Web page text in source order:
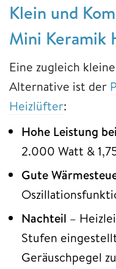
Klein und
Mini Keramik
Eine zugleich
Alternative ist der
Heizlüfter:
Hohe Leistung
2.000 Watt &
Gute
Nachteil –
Stufen
Geräuschpegel